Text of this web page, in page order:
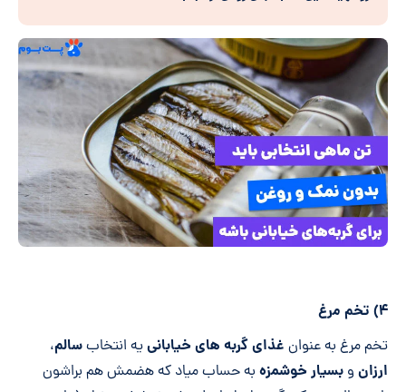
۴) تخم مرغ
تخم مرغ به عنوان غذای گربه های خیابانییه انتخابسالم،
ارزان و بسیار خوشمزه به حساب میاد که هضمش هم براشون